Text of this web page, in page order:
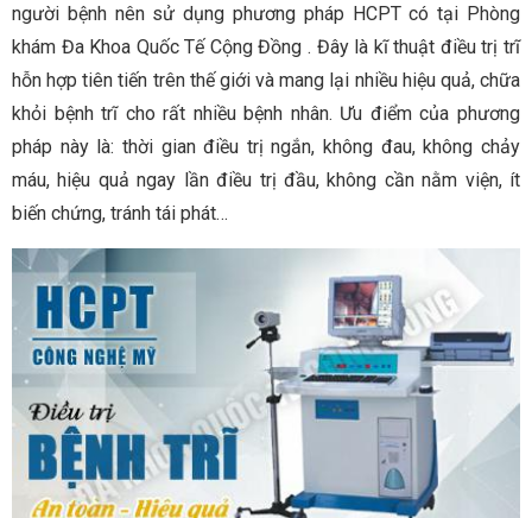
người bệnh nên sử dụng phương pháp HCPT có tại Phòng
khám Đa Khoa Quốc Tế Cộng Đồng . Đây là kĩ thuật điều trị trĩ
hỗn hợp tiên tiến trên thế giới và mang lại nhiều hiệu quả, chữa
khỏi bệnh trĩ cho rất nhiều bệnh nhân. Ưu điểm của phương
pháp này là: thời gian điều trị ngắn, không đau, không chảy
máu, hiệu quả ngay lần điều trị đầu, không cần nằm viện, ít
biến chứng, tránh tái phát…